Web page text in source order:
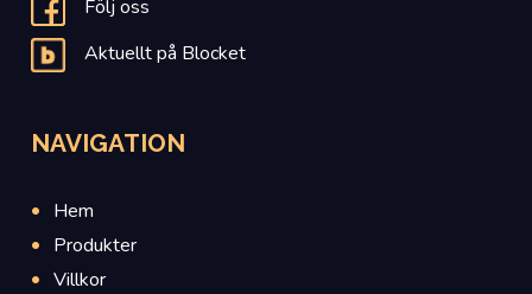
Följ oss
Aktuellt på Blocket
NAVIGATION
Hem
Produkter
Villkor